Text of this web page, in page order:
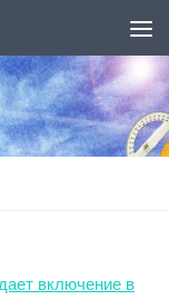
включение в